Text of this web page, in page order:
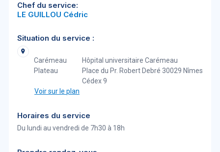
Chef du service:
LE GUILLOU Cédric
Situation du service :
Carémeau
Plateau
Hôpital universitaire Carémeau
Place du Pr. Robert Debré 30029 Nîmes
Cédex 9
Voir sur le plan
Horaires du service
Du lundi au vendredi de 7h30 à 18h